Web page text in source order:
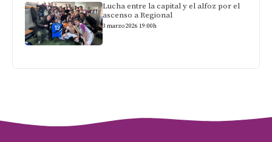
Lucha entre la capital y el alfoz por el
ascenso a Regional
3 marzo 2026 19:00h